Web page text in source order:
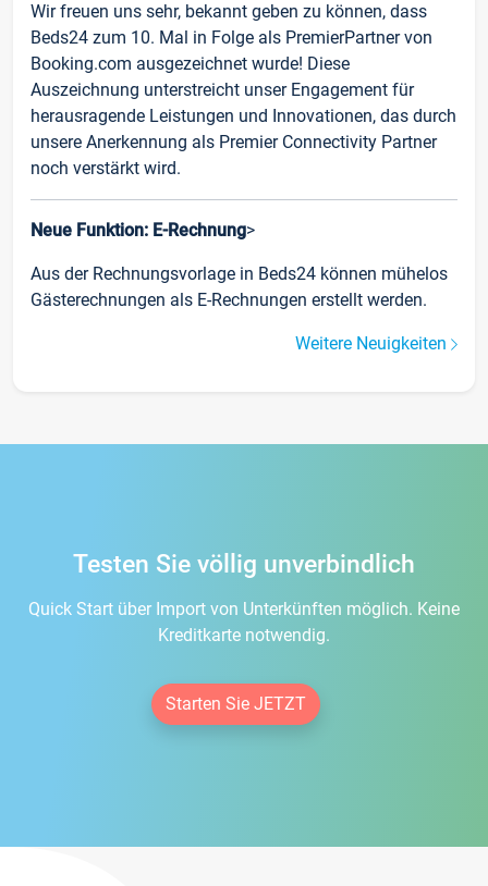
Wir freuen uns sehr, bekannt geben zu können, dass
Beds24 zum 10. Mal in Folge als PremierPartner von
Booking.com ausgezeichnet wurde! Diese
Auszeichnung unterstreicht unser Engagement für
herausragende Leistungen und Innovationen, das durch
unsere Anerkennung als Premier Connectivity Partner
noch verstärkt wird.
Neue Funktion: E-Rechnung>
Aus der Rechnungsvorlage in Beds24 können mühelos
Gästerechnungen als E-Rechnungen erstellt werden.
Weitere Neuigkeiten
Testen Sie völlig unverbindlich
Quick Start über Import von Unterkünften möglich. Keine
Kreditkarte notwendig.
Starten Sie JETZT